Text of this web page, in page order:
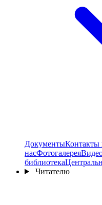
ДокументыКонтакты
насФотогалерея
библиотека
Читателю